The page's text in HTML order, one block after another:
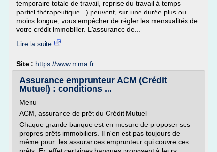
temporaire totale de travail, reprise du travail à temps
partiel thérapeutique...) peuvent, sur une durée plus ou
moins longue, vous empêcher de régler les mensualités de
votre crédit immobilier. L'assurance de...
Lire la suite
Site : https://www.mma.fr
Assurance emprunteur ACM (Crédit
Mutuel) : conditions ...
Menu
ACM, assurance de prêt du Crédit Mutuel
Chaque grande banque est en mesure de proposer ses
propres prêts immobiliers. Il n'en est pas toujours de
même pour les assurances emprunteur qui couvre ces